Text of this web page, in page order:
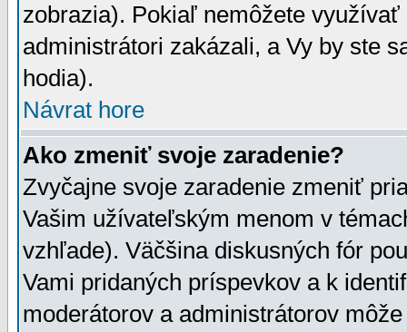
zobrazia). Pokiaľ nemôžete
administrátori zakázali, a Vy by ste
hodia).
Návrat hore
Ako zmeniť svoje zaradenie?
Zvyčajne svoje zaradenie zmeniť
Vašim užívateľským menom v
vzhľade). Väčšina diskusných fór
Vami pridaných príspevkov a k
moderátorov a administrátorov